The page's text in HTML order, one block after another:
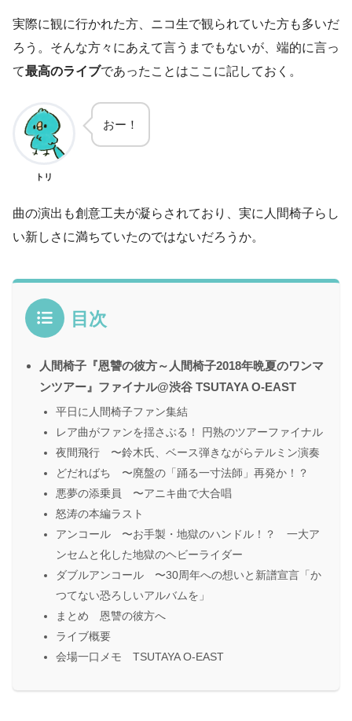
実際に観に行かれた方、ニコ生で観られていた方も多いだ
ろう。そんな方々にあえて言うまでもないが、端的に言っ
て最高のライブであったことはここに記しておく。
トリ
おー！
曲の演出も創意工夫が凝らされており、実に人間椅子らし
い新しさに満ちていたのではないだろうか。
目次
人間椅子『恩讐の彼方～人間椅子2018年晩夏のワンマ
ンツアー』ファイナル@渋谷 TSUTAYA O-EAST
平日に人間椅子ファン集結
レア曲がファンを揺さぶる！ 円熟のツアーファイナル
夜間飛行 〜鈴木氏、ベース弾きながらテルミン演奏
どだればち 〜廃盤の「踊る一寸法師」再発か！？
悪夢の添乗員 〜アニキ曲で大合唱
怒涛の本編ラスト
アンコール 〜お手製・地獄のハンドル！？ 一大ア
ンセムと化した地獄のヘビーライダー
ダブルアンコール 〜30周年への想いと新譜宣言「か
つてない恐ろしいアルバムを」
まとめ 恩讐の彼方へ
ライブ概要
会場一口メモ TSUTAYA O-EAST